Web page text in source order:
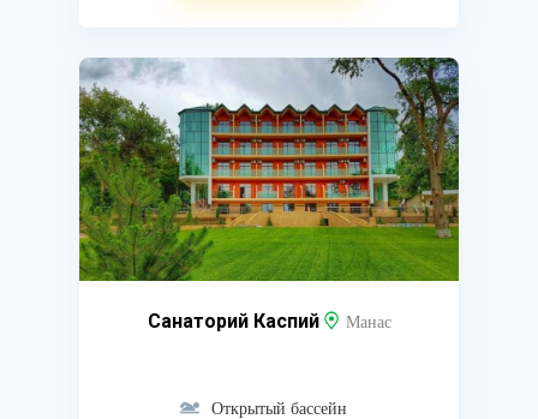
Санаторий Каспий Манас
Открытый бассейн